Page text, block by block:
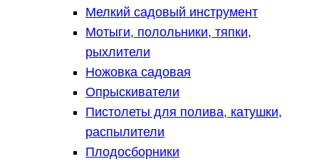
Мелкий садовый инструмент
Мотыги, полольники, тяпки,
рыхлители
Ножовка садовая
Опрыскиватели
Пистолеты для полива, катушки,
распылители
Плодосборники